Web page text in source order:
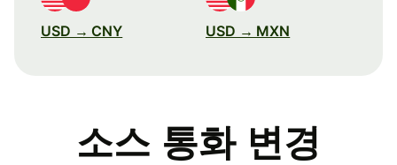
USD → CNY USD → MXN
소스 통화 변경